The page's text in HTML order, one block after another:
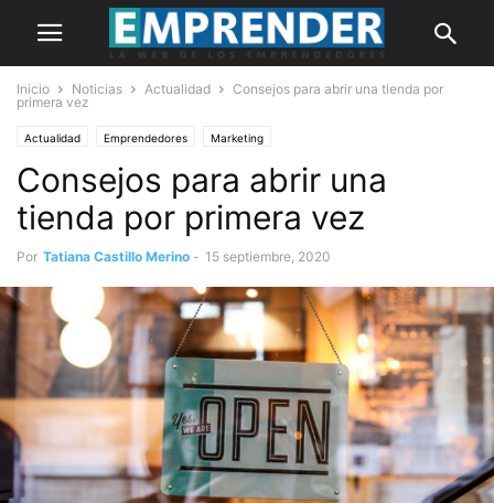
Inicio Noticias Actualidad
Consejos para abrir una tienda por
primera vez
Actualidad Emprendedores Marketing
Consejos para abrir una
tienda por primera vez
Por Tatiana Castillo Merino - 15 septiembre, 2020